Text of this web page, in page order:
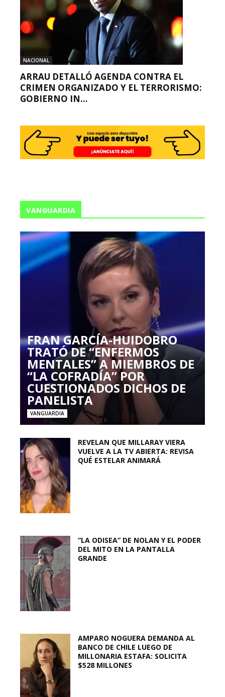
NACIONAL
ARRAU DETALLÓ AGENDA CONTRA EL
CRIMEN ORGANIZADO Y EL TERRORISMO:
GOBIERNO IN...
VANGUARDIA
FRAN GARCÍA-HUIDOBRO
TRATÓ DE “ENFERMOS
MENTALES” A MIEMBROS DE
“LA COFRADÍA” POR
CUESTIONADOS DICHOS DE
PANELISTA
VANGUARDIA
REVELAN QUE MILLARAY VIERA
VUELVE A LA TV ABIERTA: REVISA
QUÉ ESTELAR ANIMARÁ
“LA ODISEA” DE NOLAN Y EL PODER
DEL MITO EN LA PANTALLA
GRANDE
AMPARO NOGUERA DEMANDA AL
BANCO DE CHILE LUEGO DE
MILLONARIA ESTAFA: SOLICITA
$528 MILLONES